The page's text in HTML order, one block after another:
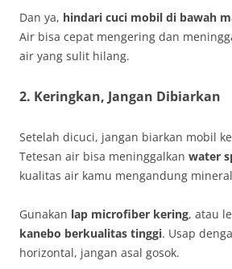
Dan ya, hindari cuci mobil di bawah
Air bisa cepat mengering dan
air yang sulit hilang.
2. Keringkan, Jangan Dibiarkan
Setelah dicuci, jangan biarkan mobil
Tetesan air bisa meninggalkan water
kualitas air kamu mengandung
Gunakan lap microfiber kering, atau
kanebo berkualitas tinggi. Usap
horizontal, jangan asal gosok.